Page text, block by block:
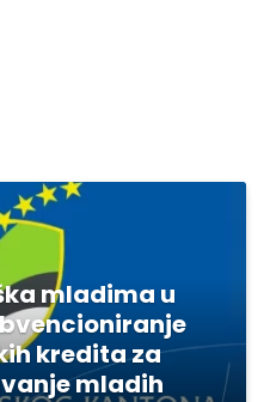
mladima u
kredita za
mladih